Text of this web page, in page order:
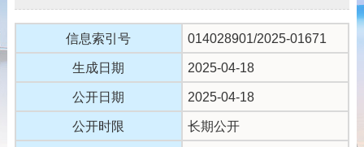
信息索引号 014028901/2025-01671
生成日期 2025-04-18
公开日期 2025-04-18
公开时限 长期公开